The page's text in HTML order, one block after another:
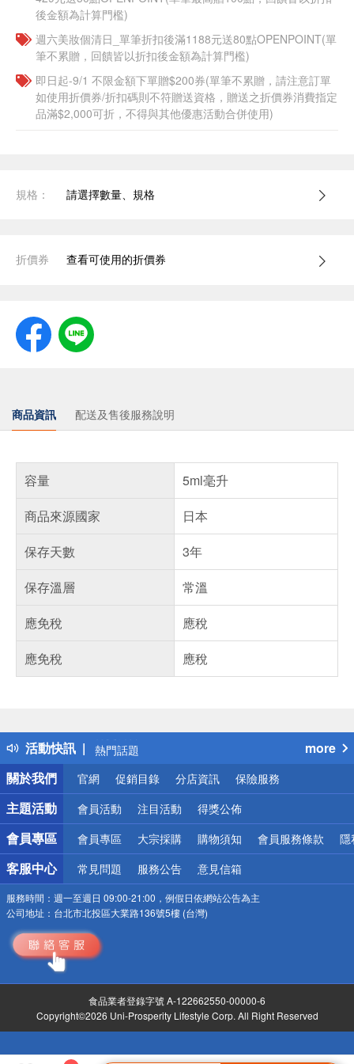
後金額為計算門檻)
週六美妝個清日_單筆折扣後滿1188元送80點OPENPOINT(單
筆不累贈，回饋皆以折扣後金額為計算門檻)
即日起-9/1 不限金額下單贈$200券(單筆不累贈，請注意訂單
如使用折價券/折扣碼則不符贈送資格，贈送之折價券消費指定
品滿$2,000可折，不得與其他優惠活動合併使用)
規格： 請選擇數量、規格
折價券 查看可使用的折價券
商品資訊 配送及售後服務說明
容量
5ml毫升
商品來源國家
日本
保存天數
3年
保存溫層
常溫
應免稅
應稅
應免稅
應稅
活動快訊
得獎公告
熱門話題
銀行優惠
偏遠地區配送
詐騙網頁！請小心！
more
關於我們
官網 促銷目錄 分店資訊 保險服務
主題活動 會員活動 注目活動 得獎公佈
會員專區 會員專區 大宗採購 購物須知 會員服務條款 隱
客服中心 常見問題 服務公告 意見信箱
服務時間： 週一至週日 09:00-21:00，例假日依網站公告為主
公司地址： 台北市北投區大業路136號5樓 (台灣)
食品業者登錄字號 A-122662550-00000-6
Copyright©2026 Uni-Prosperity Lifestyle Corp. All Right Reserved